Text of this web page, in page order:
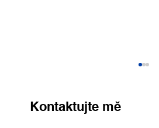
Kontaktujte mě